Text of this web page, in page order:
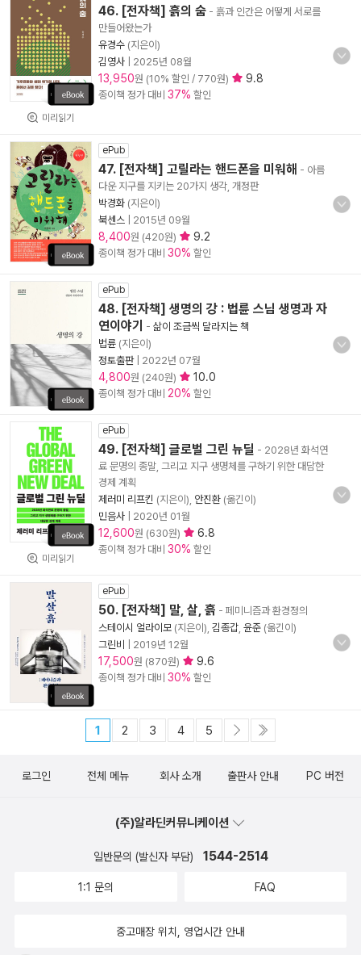
미리읽기
46. [전자책] 흙의 숨 - 흙과 인간은 어떻게 서로를
만들어왔는가
유경수 (지은이)
김영사
2025년 08월
13,950원 (10% 할인 / 770원) 9.8
종이책 정가 대비 37% 할인
ePub
47. [전자책] 고릴라는 핸드폰을 미워해 - 아름
다운 지구를 지키는 20가지 생각, 개정판
박경화 (지은이)
북센스
2015년 09월
8,400원 (420원) 9.2
종이책 정가 대비 30% 할인
ePub
48. [전자책] 생명의 강 : 법륜 스님 생명과 자
연이야기
- 삶이 조금씩 달라지는 책
법륜 (지은이)
정토출판| 2022년 07월
4,800원 (240원) 10.0
종이책 정가 대비 20% 할인
미리읽기
ePub
49. [전자책] 글로벌 그린 뉴딜 - 2028년 화석연
료 문명의 종말, 그리고 지구 생명체를 구하기 위한 대담한
경제 계획
제러미 리프킨 (지은이), 안진환 (옮긴이)
민음사
2020년 01월
12,600원 (630원) 6.8
종이책 정가 대비 30% 할인
ePub
50. [전자책] 말, 살, 흙 - 페미니즘과 환경정의
스테이시 얼라이모 (지은이), 김종갑 윤준 (옮긴이)
그린비
2019년 12월
17,500원 (870원) 9.6
종이책 정가 대비 30% 할인
1 2 3 4 5
로그인 전체 메뉴 회사 소개 출판사 안내 PC 버전
(주)알라딘커뮤니케이션
일반문의 (발신자 부담) 1544-2514
1:1 문의 FAQ
중고매장 위치, 영업시간 안내